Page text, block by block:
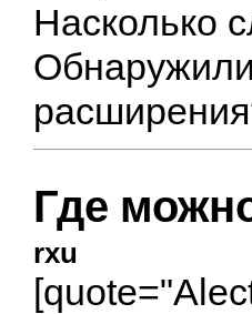
Насколько
Где
rxu